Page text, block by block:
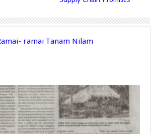
ramai Tanam Nilam